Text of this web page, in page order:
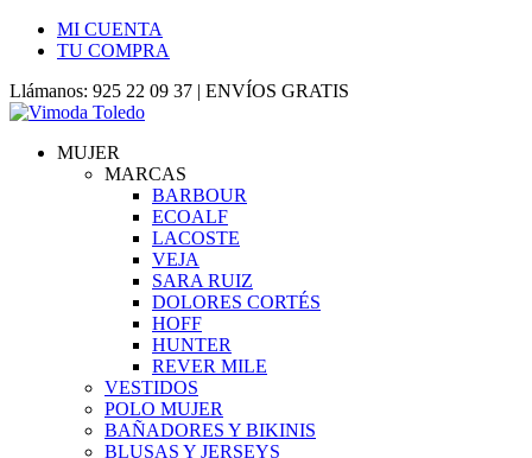
MI CUENTA
TU COMPRA
Llámanos: 925 22 09 37 | ENVÍOS GRATIS
MUJER
MARCAS
BARBOUR
ECOALF
LACOSTE
VEJA
SARA RUIZ
DOLORES CORTÉS
HOFF
HUNTER
REVER MILE
VESTIDOS
POLO MUJER
BAÑADORES Y BIKINIS
BLUSAS Y JERSEYS